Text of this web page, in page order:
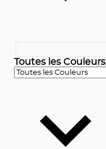
Toutes les Couleurs